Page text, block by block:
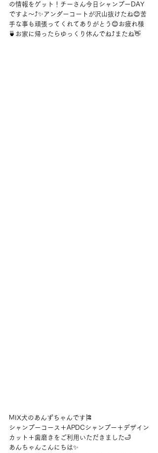
の情報をゲット！チーさん今日シャンプーDAY
ですよ～⤴✨アンダーコートが沢山抜けたね😊苦
手な事も頑張ってくれてありがとう😊お疲れ様
🍵お家に帰ったらゆっくり休んでね⤴またね👋
MIX犬のあんずちゃんです🎏
シャンプーコース＋APDCシャンプー＋デザイン
カット＋歯磨きをご利用いただきました🛁
あんちゃんこんにちは✨